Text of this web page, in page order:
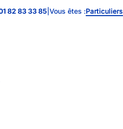
82 83 33 85 Vous êtes :Particuliers